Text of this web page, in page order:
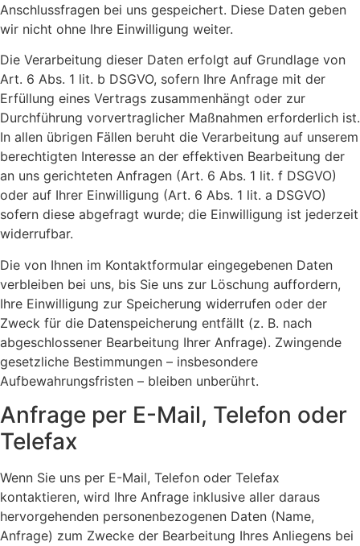
Anschlussfragen bei uns gespeichert. Diese Daten geben
wir nicht ohne Ihre Einwilligung weiter.
Die Verarbeitung dieser Daten erfolgt auf Grundlage von
Art. 6 Abs. 1 lit. b DSGVO, sofern Ihre Anfrage mit der
Erfüllung eines Vertrags zusammenhängt oder zur
Durchführung vorvertraglicher Maßnahmen erforderlich ist.
In allen übrigen Fällen beruht die Verarbeitung auf unserem
berechtigten Interesse an der effektiven Bearbeitung der
an uns gerichteten Anfragen (Art. 6 Abs. 1 lit. f DSGVO)
oder auf Ihrer Einwilligung (Art. 6 Abs. 1 lit. a DSGVO)
sofern diese abgefragt wurde; die Einwilligung ist jederzeit
widerrufbar.
Die von Ihnen im Kontaktformular eingegebenen Daten
verbleiben bei uns, bis Sie uns zur Löschung auffordern,
Ihre Einwilligung zur Speicherung widerrufen oder der
Zweck für die Datenspeicherung entfällt (z. B. nach
abgeschlossener Bearbeitung Ihrer Anfrage). Zwingende
gesetzliche Bestimmungen – insbesondere
Aufbewahrungsfristen – bleiben unberührt.
Anfrage per E-Mail, Telefon oder
Telefax
Wenn Sie uns per E-Mail, Telefon oder Telefax
kontaktieren, wird Ihre Anfrage inklusive aller daraus
hervorgehenden personenbezogenen Daten (Name,
Anfrage) zum Zwecke der Bearbeitung Ihres Anliegens bei